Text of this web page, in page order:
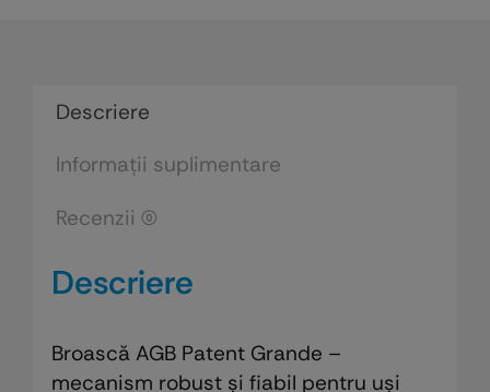
-
22
Descriere
Informații suplimentare
Recenzii (0)
Descriere
Broască AGB Patent Grande –
mecanism robust și fiabil pentru uși